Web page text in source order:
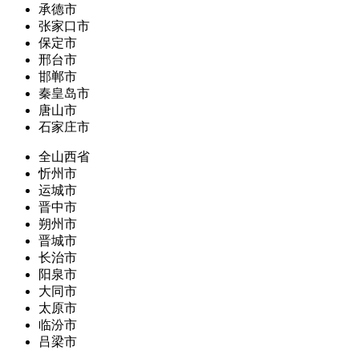
承德市
张家口市
保定市
邢台市
邯郸市
秦皇岛市
唐山市
石家庄市
全山西省
忻州市
运城市
晋中市
朔州市
晋城市
长治市
阳泉市
大同市
太原市
临汾市
吕梁市